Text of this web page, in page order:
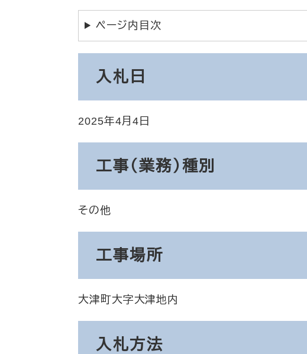
ページ内目次
入札日
2025年4月4日
工事（業務）種別
その他
工事場所
大津町大字大津地内
入札方法